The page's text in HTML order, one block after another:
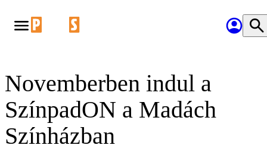
Novemberben indul a
SzínpadON a Madách
Színházban